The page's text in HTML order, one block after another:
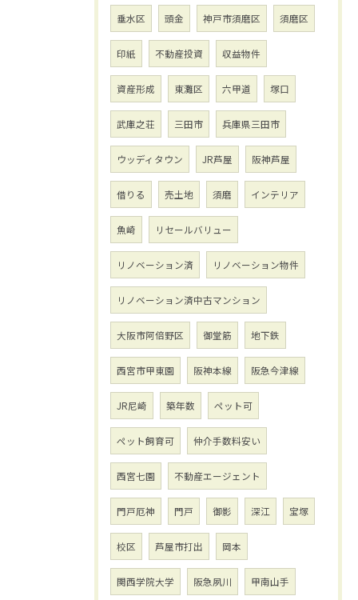
垂水区 頭金 神戸市須磨区 須磨区
印紙 不動産投資 収益物件
資産形成 東灘区 六甲道 塚口
武庫之荘 三田市 兵庫県三田市
ウッディタウン JR芦屋 阪神芦屋
借りる 売土地 須磨 インテリア
魚崎 リセールバリュー
リノベーション済 リノベーション物件
リノベーション済中古マンション
大阪市阿倍野区 御堂筋 地下鉄
西宮市甲東園 阪神本線 阪急今津線
JR尼崎 築年数 ペット可
ペット飼育可 仲介手数料安い
西宮七園 不動産エージェント
門戸厄神 門戸 御影 深江 宝塚
校区 芦屋市打出 岡本
関西学院大学 阪急夙川 甲南山手